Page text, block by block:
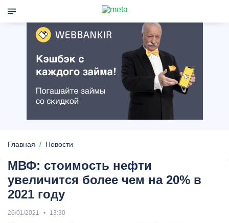
Главная Новости
МВФ: стоимость нефти
увеличится более чем на 20% в
2021 году
26/01/2021 13:30